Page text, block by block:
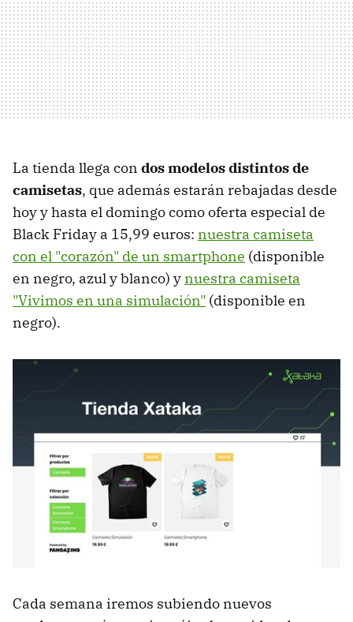
La tienda llega con dos modelos distintos de
camisetas, que además estarán rebajadas desde
hoy y hasta el domingo como oferta especial de
Black Friday a 15,99 euros: nuestra camiseta
con el "corazón" de un smartphone (disponible
en negro, azul y blanco) ynuestra camiseta
"Vivimos en una simulación" (disponible en
negro).
Cada semana iremos subiendo nuevos